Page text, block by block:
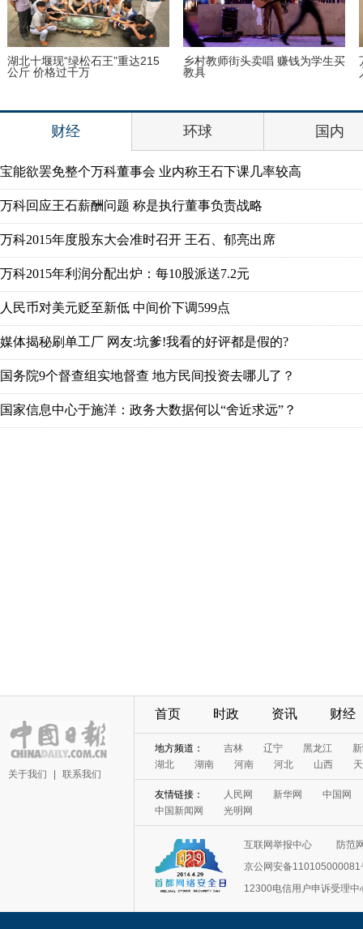
湖北十堰现“绿松石王”重达215
公斤 价格过千万
乡村教师街头卖唱 赚钱为学生买
教具
财经 环球 国内
宝能欲罢免整个万科董事会 业内称王石下课几率较高
万科回应王石薪酬问题 称是执行董事负责战略
万科2015年度股东大会准时召开 王石、郁亮出席
万科2015年利润分配出炉：每10股派送7.2元
人民币对美元贬至新低 中间价下调599点
媒体揭秘刷单工厂 网友:坑爹!我看的好评都是假的?
国务院9个督查组实地督查 地方民间投资去哪儿了？
国家信息中心于施洋：政务大数据何以“舍近求远”？
关于我们 联系我们
首页 时政 资讯 财经
地方频道： 吉林 辽宁 黑龙江
湖北
湖南 河南 河北 山西
友情链接： 人民网 新华网
中国网
中国新闻网
光明网
互联网举报中心
防范
京公网安备110105000081
12300电信用户申诉受理中